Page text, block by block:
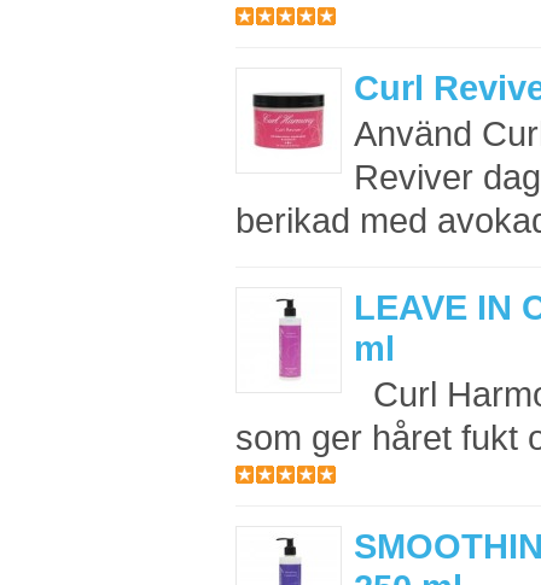
Curl
Använd
Reviver
berikad med
LEAVE IN
ml
Curl
som ger håret fukt